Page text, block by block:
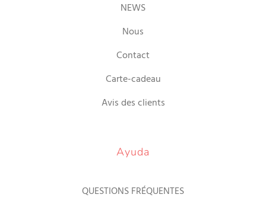
NEWS
Nous
Contact
Carte-cadeau
Avis des clients
Ayuda
QUESTIONS FRÉQUENTES